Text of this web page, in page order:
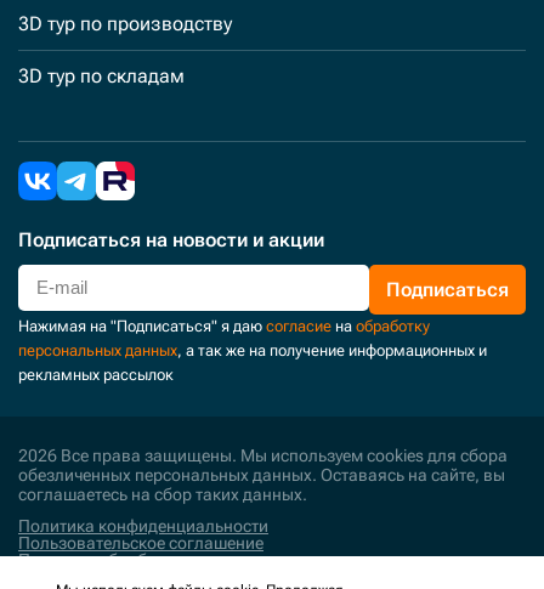
3D тур по производству
3D тур по складам
Подписаться на новости и акции
Подписаться
Нажимая на "Подписаться" я даю согласие на обработку
персональных данных, а так же на получение информационных и
рекламных рассылок
2026 Все права защищены. Мы используем cookies для сбора
обезличенных персональных данных. Оставаясь на сайте, вы
соглашаетесь на сбор таких данных.
Политика конфиденциальности
Пользовательское соглашение
Политика обработки персональных данных